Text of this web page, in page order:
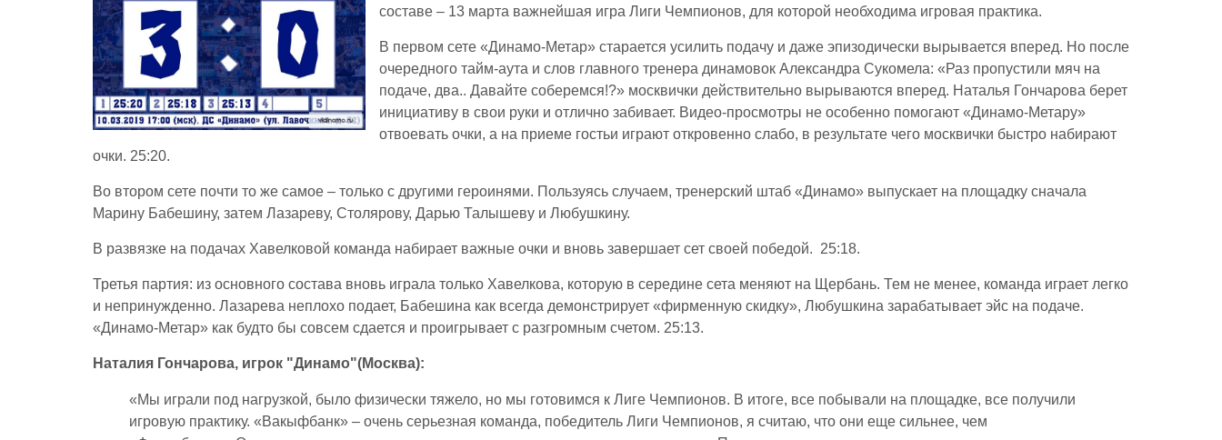
составе – 13 марта важнейшая игра Лиги Чемпионов, для которой необходима игровая практика.
В первом сете «Динамо-Метар» старается усилить подачу и даже эпизодически вырывается вперед. Но после
очередного тайм-аута и слов главного тренера динамовок Александра Сукомела: «Раз пропустили мяч на
подаче, два.. Давайте соберемся!?» москвички действительно вырываются вперед. Наталья Гончарова берет
инициативу в свои руки и отлично забивает. Видео-просмотры не особенно помогают «Динамо-Метару»
отвоевать очки, а на приеме гостьи играют откровенно слабо, в результате чего москвички быстро набирают
очки. 25:20.
Во втором сете почти то же самое – только с другими героинями. Пользуясь случаем, тренерский штаб «Динамо» выпускает на площадку сначала
Марину Бабешину, затем Лазареву, Столярову, Дарью Талышеву и Любушкину.
В развязке на подачах Хавелковой команда набирает важные очки и вновь завершает сет своей победой. 25:18.
Третья партия: из основного состава вновь играла только Хавелкова, которую в середине сета меняют на Щербань. Тем не менее, команда играет легко
и непринужденно. Лазарева неплохо подает, Бабешина как всегда демонстрирует «фирменную скидку», Любушкина зарабатывает эйс на подаче.
«Динамо-Метар» как будто бы совсем сдается и проигрывает с разгромным счетом. 25:13.
Наталия Гончарова, игрок "Динамо"(Москва):
«Мы играли под нагрузкой, было физически тяжело, но мы готовимся к Лиге Чемпионов. В итоге, все побывали на площадке, все получили
игровую практику. «Вакыфбанк» – очень серьезная команда, победитель Лиги Чемпионов, я считаю, что они еще сильнее, чем